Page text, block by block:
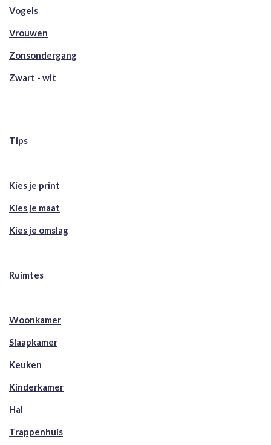
Vogels
Vrouwen
Zonsondergang
Zwart - wit
Tips
Kies je print
Kies je maat
Kies je omslag
Ruimtes
Woonkamer
Slaapkamer
Keuken
Kinderkamer
Hal
Trappenhuis